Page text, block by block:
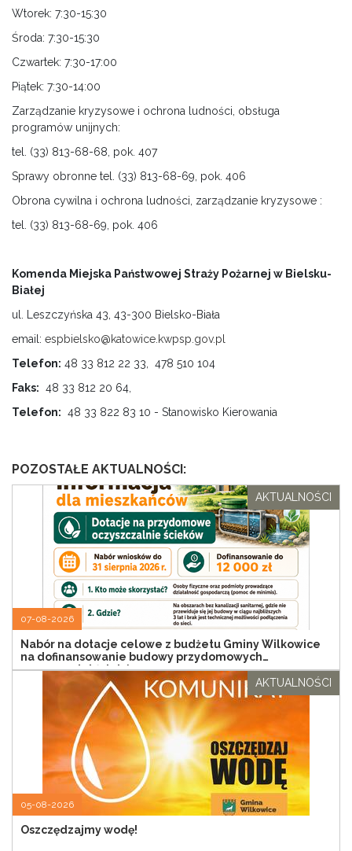
Wtorek: 7:30-15:30
Środa: 7:30-15:30
Czwartek: 7:30-17:00
Piątek: 7:30-14:00
Zarządzanie kryzysowe i ochrona ludności, obsługa
programów unijnych:
tel. (33) 813-68-68, pok. 407
Sprawy obronne tel. (33) 813-68-69, pok. 406
Obrona cywilna i ochrona ludności, zarządzanie kryzysowe :
tel. (33) 813-68-69, pok. 406
Komenda Miejska Państwowej Straży Pożarnej w Bielsku-
Białej
ul. Leszczyńska 43, 43-300 Bielsko-Biała
email: espbielsko@katowice.kwpsp.gov.pl
Telefon: 48 33 812 22 33, 478 510 104
Faks: 48 33 812 20 64,
Telefon: 48 33 822 83 10 - Stanowisko Kierowania
POZOSTAŁE AKTUALNOŚCI:
07-08-2026
Nabór na dotacje celowe z budżetu Gminy Wilkowice
na dofinansowanie budowy przydomowych
oczyszczalni ścieków
AKTUALNOŚCI
05-08-2026
Oszczędzajmy wodę!
AKTUALNOŚCI